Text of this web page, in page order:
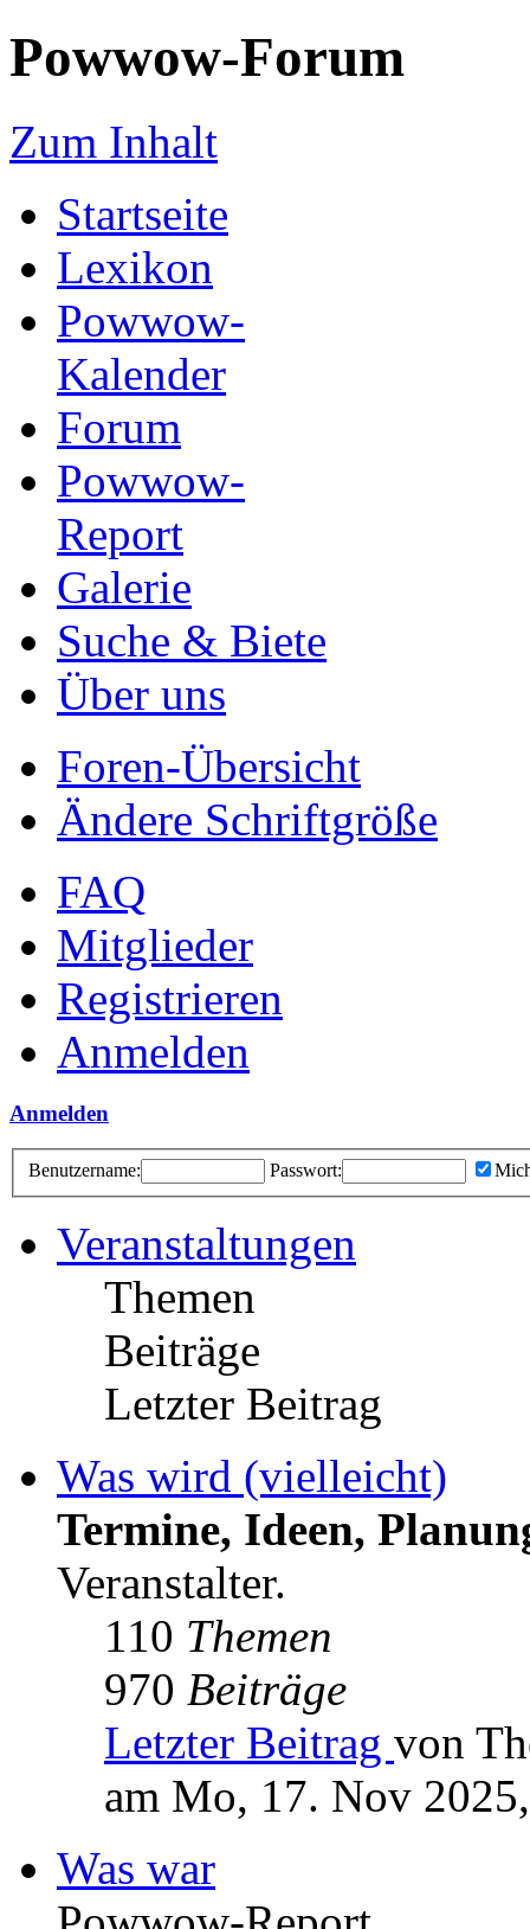
Powwow-Forum
Zum Inhalt
Startseite
Lexikon
Powwow-
Kalender
Forum
Powwow-
Report
Galerie
Suche & Biete
Über uns
Foren-Übersicht
Ändere Schriftgröße
FAQ
Mitglieder
Registrieren
Anmelden
Anmelden
Benutzername: Passwort:
Veranstaltungen
Themen
Beiträge
Letzter Beitrag
Was wird (vielleicht)
Termine, Ideen,
Veranstalter.
110 Themen
970 Beiträge
Letzter Beitrag von
am Mo, 17. Nov
Was war